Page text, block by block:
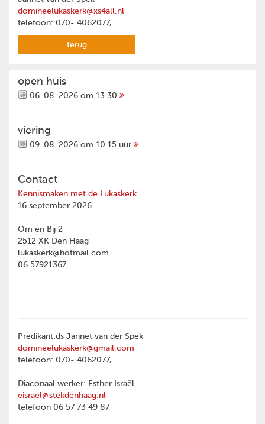
domineelukaskerk@xs4all.nl
telefoon: 070- 4062077,
terug
open huis
06-08-2026 om 13.30
viering
09-08-2026 om 10.15 uur
Contact
Kennismaken met de Lukaskerk
16 september 2026
Om en Bij 2
2512 XK Den Haag
lukaskerk@hotmail.com
06 57921367
Predikant:ds Jannet van der Spek
domineelukaskerk@gmail.com
telefoon: 070- 4062077,
Diaconaal werker: Esther Israël
eisrael@stekdenhaag.nl
telefoon 06 57 73 49 87